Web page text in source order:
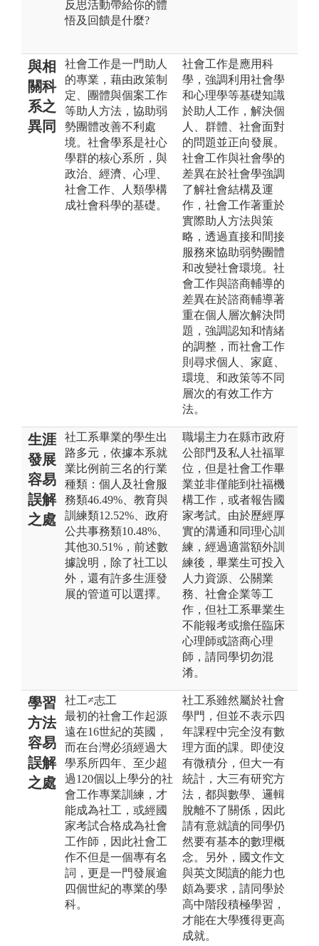
反思活動帶給你的體
悟及回饋是什麼?
與相
關科
系之
異同
社會工作是一門助人
的專業，藉由政策制
定、團體與個案工作
等助人方法，協助弱
勢團體改善不利處
境。社會學系是社心
學群的核心系所，與
政治、經濟、心理、
社會工作、人類學構
成社會科學的基礎。
社會工作是應用科
學，強調利用社會學
和心理學等基礎知識
於助人工作，解決個
人、群體、社會面對
的問題並正向發展。
社會工作與社會學的
差異在於社會學強調
了解社會結構及運
作，社會工作著重於
實際助人方法與策
略，透過直接和間接
服務來協助弱勢團體
和改變社會環境。社
會工作與諮商輔導的
差異在於諮商輔導著
重在個人層次解決問
題，強調認知和情緒
的調整，而社會工作
則尋求個人、家庭、
環境、和政策等不同
層次的有效工作方
法。
生涯
發展
容易
誤解
之處
社工系畢業的學生出
路多元，依據本系就
業比例前三名的行業
種類：個人及社會服
務類46.49%、教育與
訓練類12.52%、政府
公共事務類10.48%、
其他30.51%，前述數
據說明，除了社工以
外，還有許多生涯發
展的管道可以選擇。
職場主力在縣市政府
公部門及私人社福單
位，但是社會工作畢
業並非僅能到社福機
構工作，或者報告國
家考試。由於歷經厚
實的溝通和同理心訓
練，經過適當額外訓
練後，畢業生可投入
人力資源、公關業
務、社會企業等工
作，但社工系畢業生
不能報考或擔任臨床
心理師或諮商心理
師，請同學切勿混
淆。
學習
方法
容易
誤解
之處
社工≠志工
最初的社會工作起源
遠在16世紀的英國，
而在台灣必須經過大
學系所四年、至少超
過120個以上學分的社
會工作專業訓練，才
能成為社工，或經國
家考試合格成為社會
工作師，因此社會工
作不但是一個專有名
詞，更是一門發展逾
四個世紀的專業的學
科。
社工系雖然屬於社會
學門，但並不表示四
年課程中完全沒有數
理方面的課。即使沒
有微積分，但大一有
統計，大三有研究方
法，都與數學、邏輯
脫離不了關係，因此
請有意就讀的同學仍
然要有基本的數理概
念。另外，國文作文
與英文閱讀的能力也
頗為要求，請同學於
高中階段積極學習，
才能在大學獲得更高
成就。